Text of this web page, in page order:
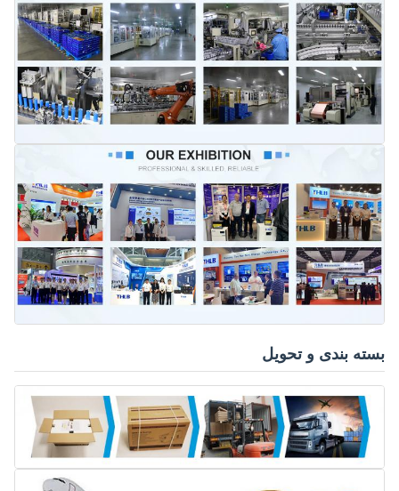
بسته بندی و تحویل